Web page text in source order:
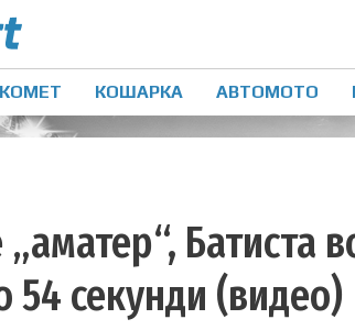
КОШАРКА АВТОМОТО
„аматер“, Батиста
54 секунди (видео)